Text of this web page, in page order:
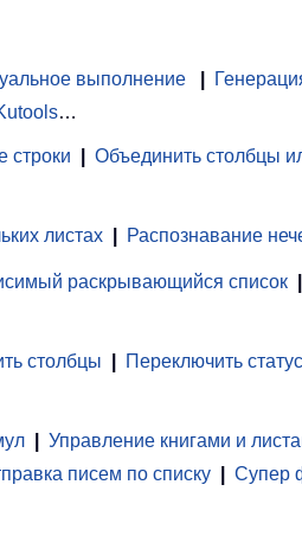
выполнение
…
строки Объединить столбцы
листах Распознавание
раскрывающийся список
столбцы Переключить
Управление книгами и
писем по списку Супер